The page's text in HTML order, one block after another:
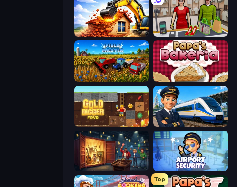
City Constructor Shop Master 3D
Field Master Papa's Bakeria
Gold Digger FRVR Idle Train Empire Tycoon
Container Auction Airport Security
Top